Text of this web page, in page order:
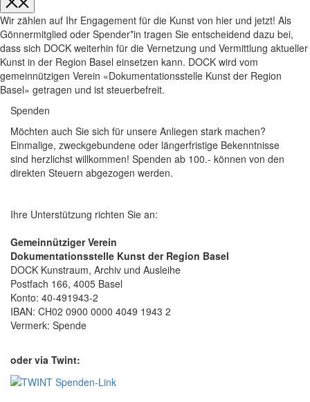
Wir zählen auf Ihr Engagement für die Kunst von hier und jetzt! Als
Gönnermitglied oder Spender*in tragen Sie entscheidend dazu bei,
dass sich DOCK weiterhin für die Vernetzung und Vermittlung aktueller
Kunst in der Region Basel einsetzen kann. DOCK wird vom
gemeinnützigen Verein «Dokumentationsstelle Kunst der Region
Basel» getragen und ist steuerbefreit.
Spenden
Möchten auch Sie sich für unsere Anliegen stark machen?
Einmalige, zweckgebundene oder längerfristige Bekenntnisse
sind herzlichst willkommen! Spenden ab 100.- können von den
direkten Steuern abgezogen werden.
Ihre Unterstützung richten Sie an:
Gemeinnütziger Verein
Dokumentationsstelle Kunst der Region Basel
DOCK Kunstraum, Archiv und Ausleihe
Postfach 166, 4005 Basel
Konto: 40-491943-2
IBAN: CH02 0900 0000 4049 1943 2
Vermerk: Spende
oder via Twint: